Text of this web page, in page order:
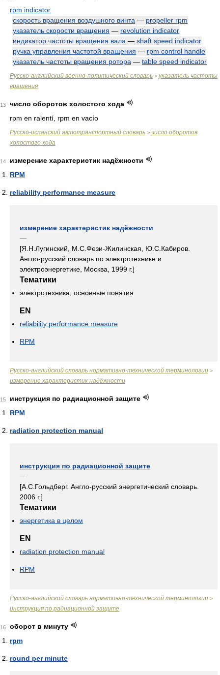
rpm indicator
скорость вращения воздушного винта — propeller rpm
указатель скорости вращения — revolution indicator
индикатор частоты вращения вала — shaft speed indicator
ручка управления частотой вращения — rpm control handle
указатель частоты вращения ротора — table speed indicator
Русско-английский военно-политический словарь > указатель частоты
вращения
13
число оборотов холостого хода
rpm en ralentí, rpm en vacío
Русско-испанский автотранспортный словарь > число оборотов
холостого хода
14
измерение характеристик надёжности
RPM
reliability performance measure
измерение характеристик надёжности
—
[Я.Н.Лугинский, М.С.Фези-Жилинская, Ю.С.Кабиров.
Англо-русский словарь по электротехнике и
электроэнергетике, Москва, 1999 г.]
Тематики
электротехника, основные понятия
EN
reliability performance measure
RPM
Русско-английский словарь нормативно-технической терминологии >
измерение характеристик надёжности
15
инструкция по радиационной защите
RPM
radiation protection manual
инструкция по радиационной защите
—
[А.С.Гольдберг. Англо-русский энергетический словарь.
2006 г.]
Тематики
энергетика в целом
EN
radiation protection manual
RPM
Русско-английский словарь нормативно-технической терминологии >
инструкция по радиационной защите
16
оборот в минуту
rpm
round per minute